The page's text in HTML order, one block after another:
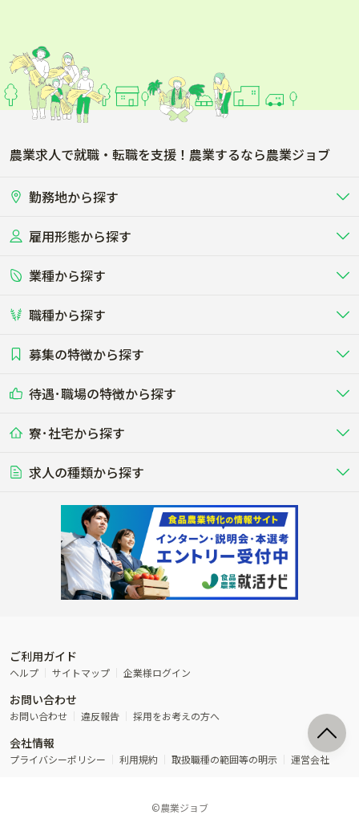
農業求人で就職・転職を支援！農業するなら農業ジョブ
勤務地から探す
北海道
関東
東海
雇用形態から探す
正社員 バイト・アルバイト・パート
短期アルバイト
その他（独立・副業など）
業種から探す
畜産（酪農･肉牛･養豚･養鶏など）
酪農
する牧場
養豚
る養豚場
レースで活躍する馬の手入れや子馬
その他畜産
その他動物の畜産業（羊、ウズラな
ど）
畑・圃場で野菜・穀物を生産 ビニールハウスで多様な野菜の生産
稲作
ビニールハウスで観賞用植物の栽
植物工場
環境制御された工場で野菜の生産管
理
農業資材･肥料
農場設備・肥料・飼料の生産・流
農業用の機械・機材の開発・販
流通･商社
農産物・農産品の物流・卸し・輸出
入
製造･加工･販売 福祉
その他農業関連企業
ネス
その他業種
木材の植林・伐採・加工、または
漁業･養殖
魚介類の採捕・養殖、または水産加
工場
職種から探す
農場･牧場･現場職
専門職（獣医師･人工授精師･
研究･開発 WEB･IT
その他職種
募集の特徴から探す
未経験歓迎
学歴不問
50代採用実績あり
AT免許OK
内定まで最短1週間 管理者･幹部採用
待遇･職場の特徴から探す
社会保険完備
食事補助あり
年間休日100日以上
経験者優遇 独立支援可能
寮･社宅から探す
単身寮あり
寮･社宅相談可
求人の種類から探す
転職おまかせ求人
ご利用ガイド
ヘルプ サイトマップ 企業様ログイン
お問い合わせ
お問い合わせ 違反報告 採用をお考えの方へ
会社情報
プライバシーポリシー 利用規約 取扱職種の範囲等の明示 運営会社
©農業ジョブ